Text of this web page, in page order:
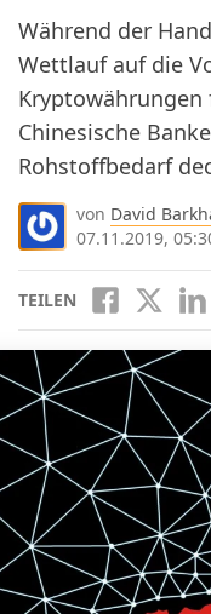
Während der
Wettlauf auf die
Chinesische
Rohstoffbedarf
von David
07.11.2019,
TEILEN